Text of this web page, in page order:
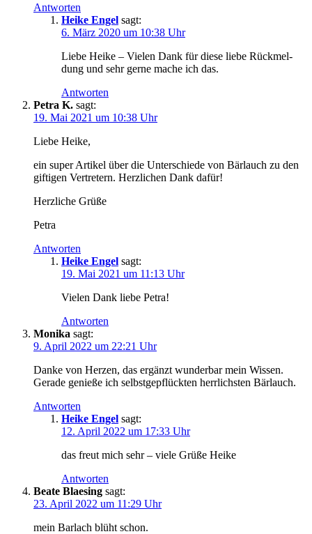
Antworten
Heike Engel sagt:
6. März 2020 um 10:38 Uhr
Lie­be Hei­ke – Vie­len Dank für die­se lie­be Rück­mel­
dung und sehr ger­ne mache ich das.
Antworten
Petra K. sagt:
19. Mai 2021 um 10:38 Uhr
Lie­be Heike,
ein super Arti­kel über die Unter­schie­de von Bär­lauch zu den
gif­ti­gen Ver­tre­tern. Herz­li­chen Dank dafür!
Herz­li­che Grüße
Petra
Antworten
Heike Engel sagt:
19. Mai 2021 um 11:13 Uhr
Vie­len Dank lie­be Petra!
Antworten
Monika sagt:
9. April 2022 um 22:21 Uhr
Dan­ke von Her­zen, das ergänzt wun­der­bar mein Wis­sen.
Gera­de genie­ße ich selbst­ge­pflück­ten herr­lichs­ten Bärlauch.
Antworten
Heike Engel sagt:
12. April 2022 um 17:33 Uhr
das freut mich sehr – vie­le Grü­ße Heike
Antworten
Beate Blaesing sagt:
23. April 2022 um 11:29 Uhr
mein Bar­lach blüht schon.